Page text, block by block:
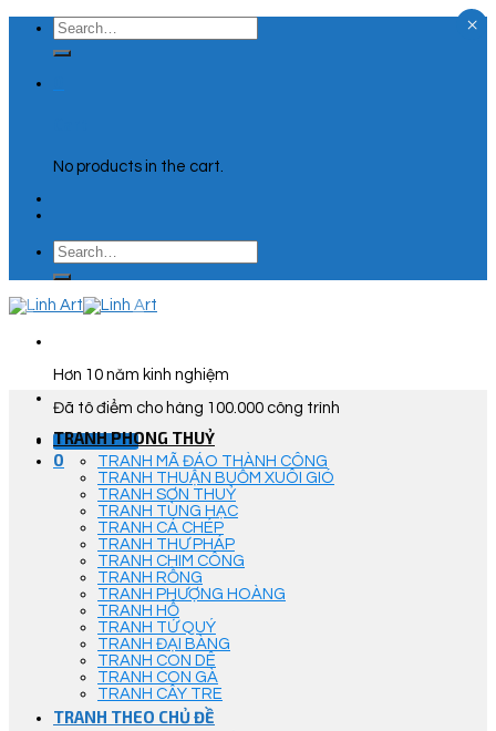
Skip
content
Search
for:
No products in the cart.
Search
for:
Hơn 10 năm kinh nghiệm
Đã tô điểm cho hàng 100.000 công trình
Góc Tư Vấn
0
TRANH PHONG THUỶ
TRANH MÃ ĐÁO THÀNH CÔNG
TRANH THUẬN BUỒM XUÔI GIÓ
TRANH SƠN THUỶ
TRANH TÙNG HẠC
TRANH CÁ CHÉP
TRANH THƯ PHÁP
TRANH CHIM CÔNG
TRANH RỒNG
TRANH PHƯỢNG HOÀNG
TRANH HỔ
TRANH TỨ QUÝ
TRANH ĐẠI BÀNG
TRANH CON DÊ
TRANH CON GÀ
TRANH CÂY TRE
TRANH THEO CHỦ ĐỀ
×